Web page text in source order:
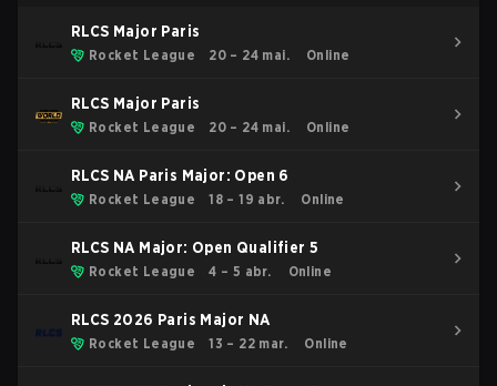
RLCS Major Paris
Rocket League 20 – 24 mai. Online
RLCS Major Paris
Rocket League 20 – 24 mai. Online
RLCS NA Paris Major: Open 6
Rocket League 18 – 19 abr. Online
RLCS NA Major: Open Qualifier 5
Rocket League 4 – 5 abr. Online
RLCS 2026 Paris Major NA
Rocket League 13 – 22 mar. Online